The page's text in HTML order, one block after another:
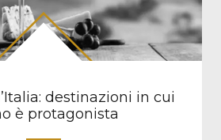
destinazioni in cui
è protagonista